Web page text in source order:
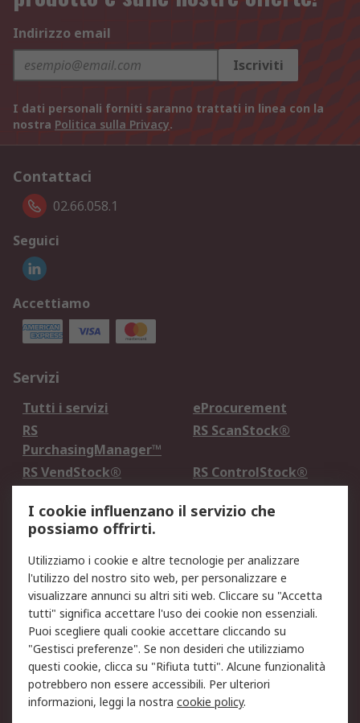
Indirizzo email
Iscriviti
I dati personali forniti saranno trattati in linea con la
nostra Politica sulla Privacy.
Contattaci
02.66.058.1
Seguici
Accettiamo
Servizi
Tutti i servizi
eProcurement
RS
PurchasingManager™
RS ScanStock®
RS VendStock®
RS ControlStock®
Legale
Informativa Cookie
Informativa Privacy -
Aggiornata
Email Security
Termini d'uso
Condizioni di vendita
Condizioni generali di
servizio
Etica e responsabilità
Chi Siamo
I cookie influenzano il servizio che
possiamo offrirti.
Utilizziamo i cookie e altre tecnologie per analizzare
l'utilizzo del nostro sito web, per personalizzare e
visualizzare annunci su altri siti web. Cliccare su "Accetta
tutti" significa accettare l'uso dei cookie non essenziali.
Puoi scegliere quali cookie accettare cliccando su
"Gestisci preferenze". Se non desideri che utilizziamo
questi cookie, clicca su "Rifiuta tutti". Alcune funzionalità
potrebbero non essere accessibili. Per ulteriori
informazioni, leggi la nostra cookie policy.